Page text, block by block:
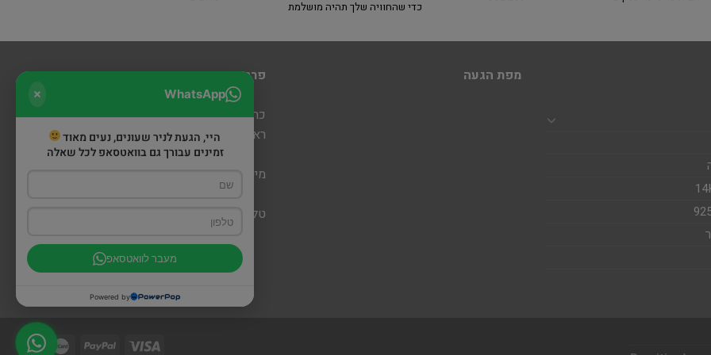
כדי שהחוויה שלך תהיה מושלמת
מפת הגעה פרטי יצירת קשר
כרמיאל: מעלה כמון 5 קניון חוצות
ראש פינה: דרך הגליל 6 (מתחם שופינה)
מייל:
טלפון: 052-679-0113
WhatsApp
היי, הגעת לניר שעונים, נעים מאוד
זמינים עבורך גם בוואטסאפ לכל שאלה
מעבר לוואטסאפ
Powered by